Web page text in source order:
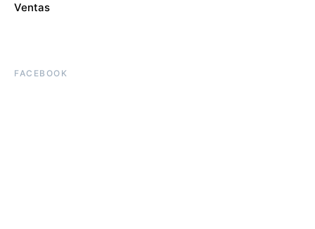
Ventas
FACEBOOK